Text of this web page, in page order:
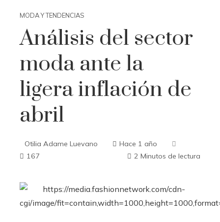
MODA Y TENDENCIAS
Análisis del sector
moda ante la
ligera inflación de
abril
Otilia Adame Luevano
Hace 1 año
167
2 Minutos de lectura